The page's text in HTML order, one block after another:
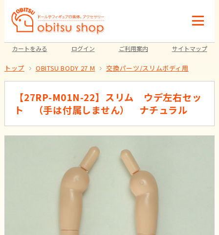
カートをみる ログイン ご利用案内 サイトマップ
トップ OBITSU BODY 27 M 交換パーツ/スリムボディ用
【27RP-M01N-22】スリム ウデ左右セッ
ト （手は付属しません） ナチュラル